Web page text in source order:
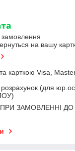
на вашу
карткою Visa,
розрахунок (для
(ПРИ ЗАМОВЛЕННІ